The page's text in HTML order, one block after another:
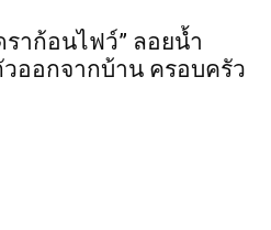
ราก้อนไฟว์” ลอยน้ำ
วออกจากบ้าน ครอบครัว